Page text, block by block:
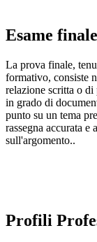
Esame finale
La prova finale,
formativo, consiste
relazione scritta o
in grado di
punto su un tema
rassegna accurata
sull'argomento..
Profili